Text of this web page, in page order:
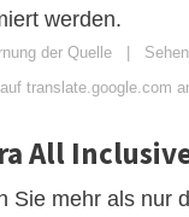
werden.
der Quelle |
translate.google.com
All
Sie mehr als nur